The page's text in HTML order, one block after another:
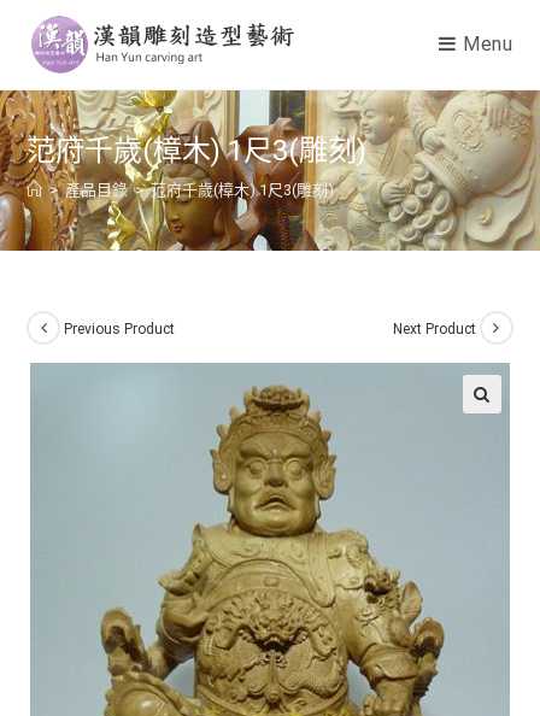
Menu
范府千歲(樟木) 1尺3(雕刻)
> 產品目錄 > 范府千歲(樟木) 1尺3(雕刻)
Previous Product Next Product